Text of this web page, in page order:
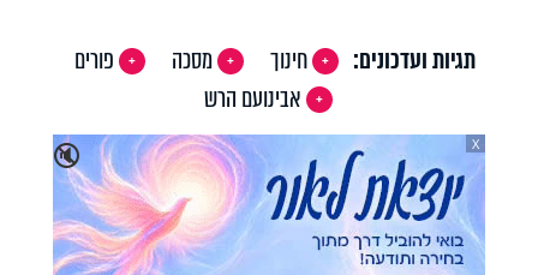
תגיות ועדכונים: חינוך מסכה
פורים
אבינועם הרש
🔇
X